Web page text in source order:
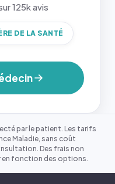
125k avis
DE LA SANTÉ
par le patient. Les tarifs
Maladie, sans coût
Des frais non
en fonction des options.